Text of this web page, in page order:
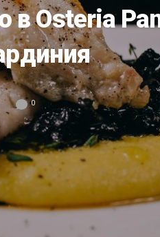
в Оsteria
0